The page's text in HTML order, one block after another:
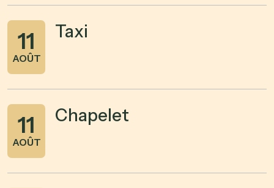
11
AOÛT
Taxi
11
AOÛT
Chapelet